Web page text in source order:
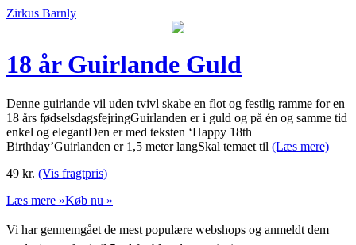
Zirkus Barnly
18 år Guirlande Guld
Denne guirlande vil uden tvivl skabe en flot og festlig ramme for en
18 års fødselsdagsfejringGuirlanden er i guld og på én og samme tid
enkel og elegantDen er med teksten ‘Happy 18th
Birthday’Guirlanden er 1,5 meter langSkal temaet til (Læs mere)
49 kr. (Vis fragtpris)
Læs mere »Køb nu »
Vi har gennemgået de mest populære webshops og anmeldt dem